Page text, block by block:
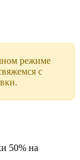
режиме
с
50% на